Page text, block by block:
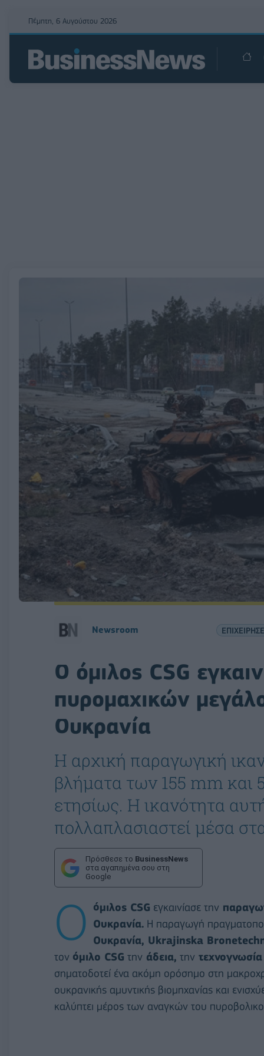
Πέμπτη, 6 Αυγούστου 2026
Newsroom
Ο όμιλος CSG
πυρομαχικών
Ουκρανία
Η αρχική παραγωγική
βλήματα των 155 mm και
ετησίως. Η ικανότητα
πολλαπλασιαστεί μέσα
Πρόσθεσε το BusinessNews
στα αγαπημένα σου στη
Google
Ο όμιλος CSG εγκαινίασε την
Ουκρανία. Η παραγωγή
Ουκρανία, Ukrajinska
τον όμιλο CSG την άδεια, την τεχνογνωσία
σηματοδοτεί ένα ακόμη ορόσημο στη
ουκρανικής αμυντικής βιομηχανίας και
καλύπτει μέρος των αναγκών του